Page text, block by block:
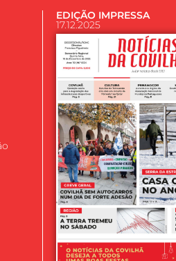
EDIÇÃO IMPRESSA
17.12.2025